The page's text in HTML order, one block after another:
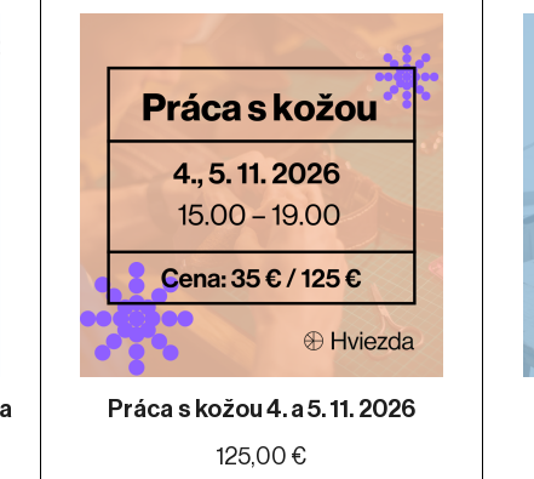
Práca s kožou 4. a 5. 11. 2026
125,00 €